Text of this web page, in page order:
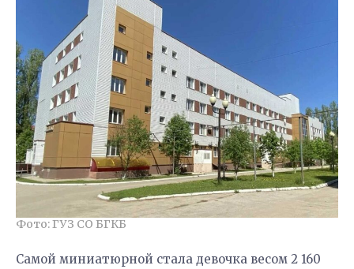
Фото: ГУЗ СО БГКБ
Самой миниатюрной стала девочка весом 2 160